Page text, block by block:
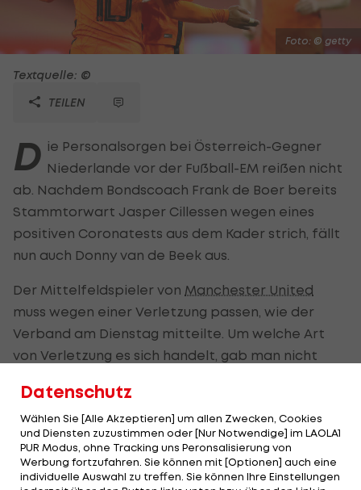
Foto: © getty
Textquelle: ©
TEILEN
D ie Personalsorgen bei Österreich-Gegner
Niederlande vor der Fußball-EM reißen nicht
ab. Nachdem Bondscoach Frank de Boer bereits
Stammtorwart Jasper Cillessen wegen eines
positiven Coronatests aus dem Kader strich, fällt
nun auch Donny van de Beek aus.
Der Mittelfeldspieler von Manchester United
muss wegen einer Verletzung passen, wie der
Verband am Dienstag mitteilte. Um welche Art
von Verletzung es sich handelt, gab man nicht
Jährigen berufen. Damit gehen die Niederländer
nur mit 25 Spielern in die Europameisterschaft
bzw. in das Spiel gegen Rot-Weiß-Rot am 17. Juni.
Die Niederlande starten am Sonntag (21.00 Uhr) in
Datenschutz
Wählen Sie [Alle Akzeptieren] um allen Zwecken, Cookies
und Diensten zuzustimmen oder [Nur Notwendige] im LAOLA1
PUR Modus, ohne Tracking uns Peronsalisierung von
Werbung fortzufahren. Sie können mit [Optionen] auch eine
individuelle Auswahl zu treffen. Sie können Ihre Einstellungen